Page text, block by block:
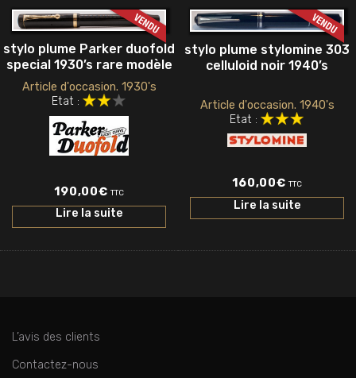
stylo plume Parker duofold
special 1930’s rare modèle
Article d'occasion. 1930's
Etat :
190,00€ TTC
Lire la suite
stylo plume stylomine 303
celluloid noir 1940’s
Article d'occasion. 1940's
Etat :
160,00€ TTC
Lire la suite
L’avis des clients
Contactez-nous